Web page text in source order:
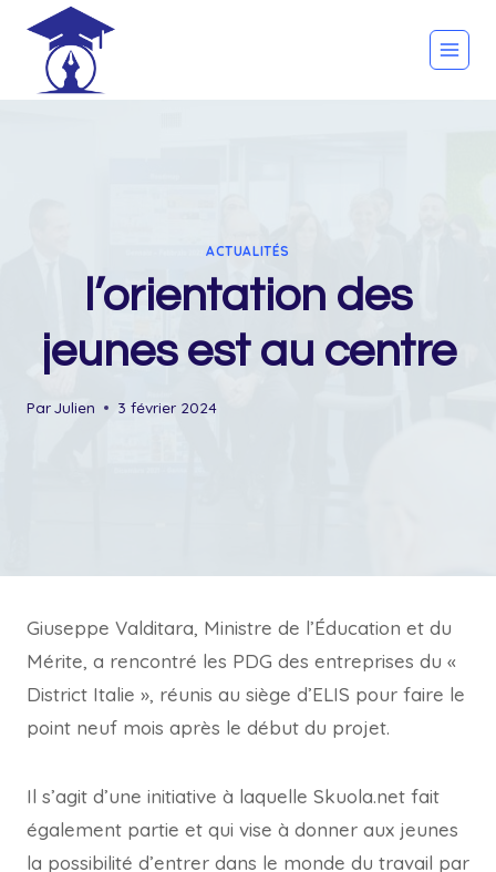
content
ACTUALITÉS
l’orientation des
jeunes est au centre
ParJulien 3 février 2024
Giuseppe Valditara, Ministre de l’Éducation et du
Mérite, a rencontré les PDG des entreprises du «
District Italie », réunis au siège d’ELIS pour faire le
point neuf mois après le début du projet.
Il s’agit d’une initiative à laquelle Skuola.net fait
également partie et qui vise à donner aux jeunes
la possibilité d’entrer dans le monde du travail par